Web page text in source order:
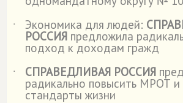
˙
Экономика для людей:
РОССИЯ предложила
подход к доходам гражд
˙
СПРАВЕДЛИВАЯ РОССИЯ
радикально повысить МРОТ и
стандарты жизни